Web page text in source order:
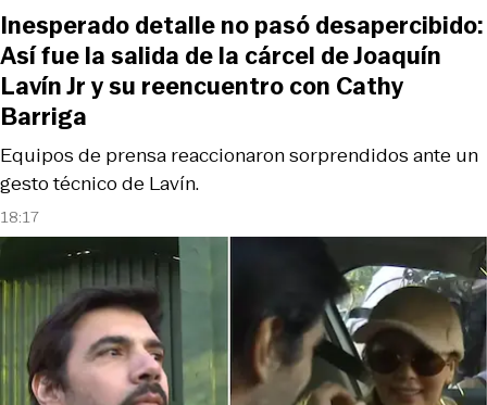
18:17
Equipos de prensa reaccionaron sorprendidos ante un
gesto técnico de Lavín.
Inesperado detalle no pasó desapercibido:
Así fue la salida de la cárcel de Joaquín
Lavín Jr y su reencuentro con Cathy
Barriga